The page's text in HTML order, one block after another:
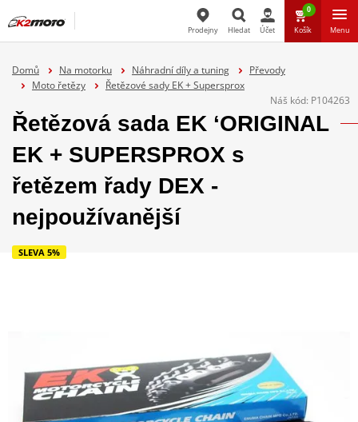
Prodejny Hledat Účet
0
Košík Menu
Domů Na motorku Náhradní díly a tuning
Převody
Moto řetězy
Řetězové sady EK + Supersprox
Náš kód: P104263
Řetězová sada EK ‘ORIGINAL
EK + SUPERSPROX s
řetězem řady DEX -
nejpoužívanější
SLEVA 5%